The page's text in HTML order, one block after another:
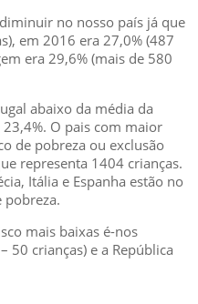
no nosso país já que
em 2016 era 27,0% (487
era 29,6% (mais de 580
abaixo da média da
O pais com maior
de pobreza ou exclusão
representa 1404 crianças.
Itália e Espanha estão no
pobreza.
mais baixas é-nos
50 crianças) e a República